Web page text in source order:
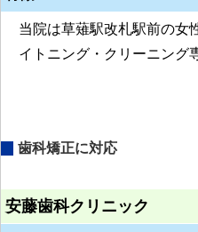
当院は草薙駅改札駅前の女
イトニング・クリーニング
歯科矯正に対応
安藤歯科クリニック